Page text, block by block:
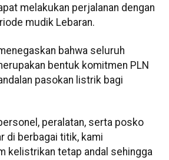
melakukan perjalanan dengan
mudik Lebaran.
bahwa seluruh
bentuk komitmen PLN
pasokan listrik bagi
peralatan, serta posko
di berbagai titik, kami
kelistrikan tetap andal sehingga